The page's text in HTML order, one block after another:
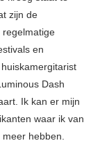
zijn de
regelmatige
en
Dash
Ik kan er mijn
waar ik van
hebben.